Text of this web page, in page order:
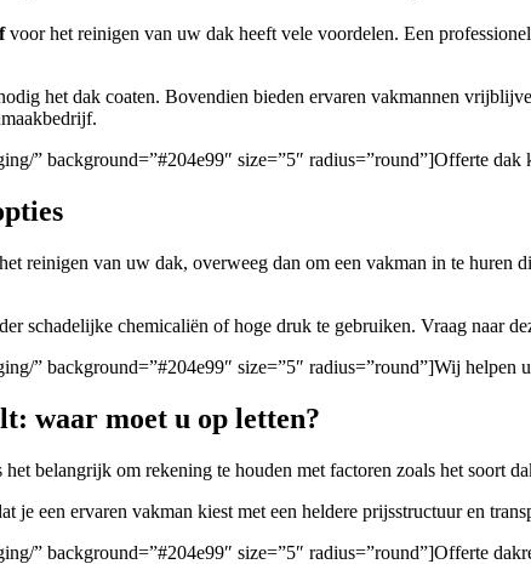
voor het reinigen van uw dak heeft vele voordelen. Een
het dak coaten. Bovendien bieden ervaren vakmannen
” background=”#204e99″ size=”5″ radius=”round”]Offerte dak
reinigen van uw dak, overweeg dan om een vakman in te huren
schadelijke chemicaliën of hoge druk te gebruiken. Vraag naar
” background=”#204e99″ size=”5″ radius=”round”]Wij
waar moet u op letten?
het belangrijk om rekening te houden met factoren zoals het soort
een ervaren vakman kiest met een heldere prijsstructuur en
” background=”#204e99″ size=”5″ radius=”round”]Offerte